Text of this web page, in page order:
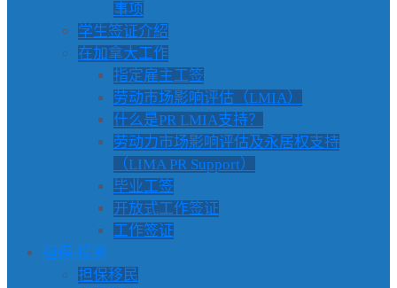
事项
学生签证介紹
在加拿大工作
指定雇主工签
劳动市场影响评估（LMIA）
什么是PR LMIA支持？
劳动力市场影响评估及永居权支持
（LIMA PR Support）
毕业工签
开放式工作签证
工作签证
担保/投资
担保移民